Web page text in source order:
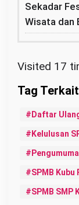
Sekadar
Wisata dan
Visited 17
Daftar
Kelulusan
SPMB Kubu
SPMB SMP